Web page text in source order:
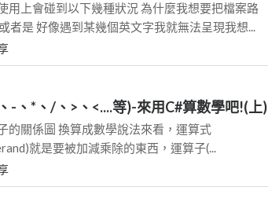
用上會碰到以下幾種狀況 為什麼我想要把檔案路
者是 好像遇到某幾個英文字我就無法呈現我想...
-、*、/、>、<....等)-來用C#算數學吧!(上)
的關係圖 換算成數學說法來看，運算式
就是要被加減乘除的東西，運算子(...